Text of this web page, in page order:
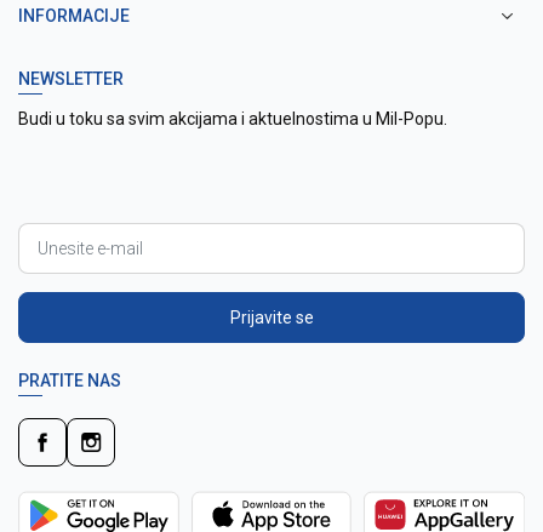
INFORMACIJE
NEWSLETTER
Budi u toku sa svim akcijama i aktuelnostima u Mil-Popu.
Prijavite se
PRATITE NAS